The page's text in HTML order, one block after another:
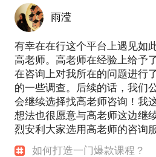
万，策划过文案、小红书、短
通过培训和赋能，也成功帮助
到起盘，引流，变现，真正的
希望把我所听，所看，所学，
HMC年度营销奖冠军、最高人
▶ 1个短视频，“闺蜜抱团养老”
霸屏澳洲媒体头条；
▶ 操盘&策划文案、社群、小
营销课程，2022单项目营收目
▶ 2022启动视频号IP直播，从
售超过100万（0投放）
【讲过一些课】
《超级IP的5个1模型》 、 《
雨滢
有幸在在行这个平台上遇见如
高老师。高老师在经验上给予
在咨询上对我所在的问题进行
的一些调查。后续的话，我们
会继续选择找高老师咨询！我
想法也很愿意与高老师这边继
烈安利大家选用高老师的咨询
如何打造一门爆款课程？